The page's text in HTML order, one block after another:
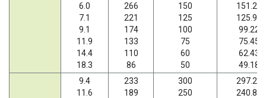
6.0
7.1
9.1
11.9
14.4
18.3
266
221
174
133
110
86
150
125
100
75
60
50
151.20
125.95
99.22
75.45
62.43
49.18
9.4
11.6
233
189
300
250
297.21
240.89